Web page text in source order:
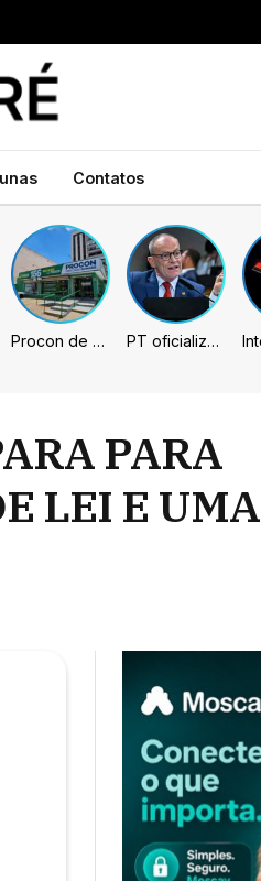
Contatos
Procon de Sumaré promove mutirão de renegociação de dívidas com bancos, empresas e concessionárias PT oficializa Contarato como candidato à reeleição ao Senado no ES
PARA
LEI E UMA